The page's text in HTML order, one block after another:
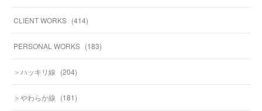
CLIENT WORKS (414)
PERSONAL WORKS (183)
＞ハッキリ線 (204)
＞やわらか線 (181)